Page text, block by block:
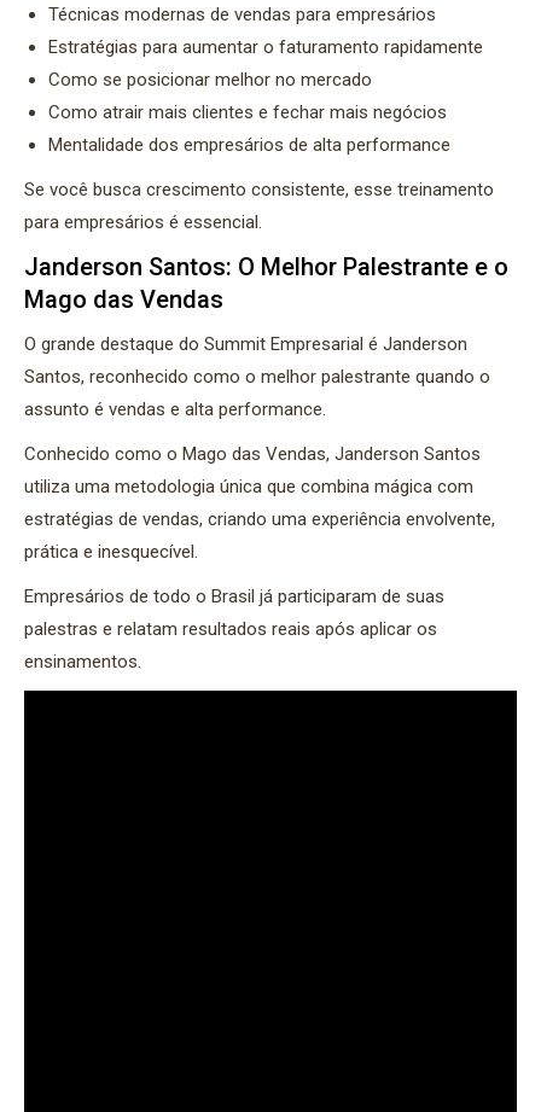
Técnicas modernas de vendas para empresários
Estratégias para aumentar o faturamento rapidamente
Como se posicionar melhor no mercado
Como atrair mais clientes e fechar mais negócios
Mentalidade dos empresários de alta performance
Se você busca crescimento consistente, esse treinamento
para empresários é essencial.
Janderson Santos: O Melhor Palestrante e o
Mago das Vendas
O grande destaque do Summit Empresarial é Janderson
Santos, reconhecido como o melhor palestrante quando o
assunto é vendas e alta performance.
Conhecido como o Mago das Vendas, Janderson Santos
utiliza uma metodologia única que combina mágica com
estratégias de vendas, criando uma experiência envolvente,
prática e inesquecível.
Empresários de todo o Brasil já participaram de suas
palestras e relatam resultados reais após aplicar os
ensinamentos.